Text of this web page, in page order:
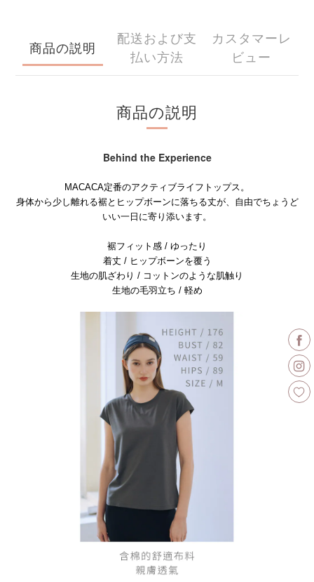
商品の説明
配送および支
払い方法
カスタマーレ
ビュー
商品の説明
Behind the Experience
MACACA定番のアクティブライフトップス。
身体から少し離れる裾とヒップボーンに落ちる丈が、自由でちょうど
いい一日に寄り添います。
裾フィット感 / ゆったり
着丈 / ヒップボーンを覆う
生地の肌ざわり / コットンのような肌触り
生地の毛羽立ち / 軽め